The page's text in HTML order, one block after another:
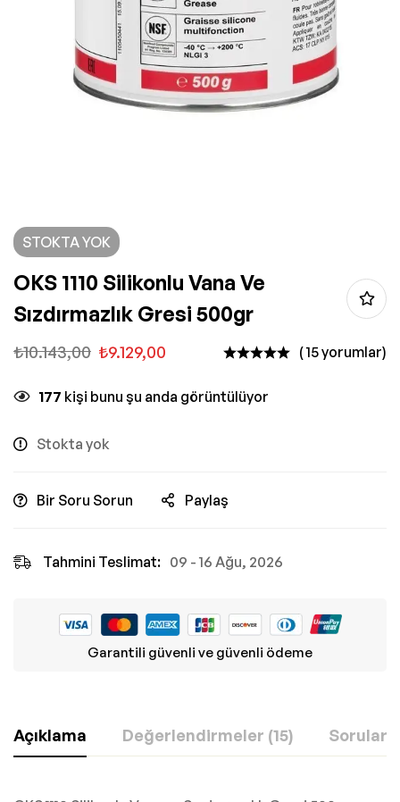
STOKTA YOK
OKS 1110 Silikonlu Vana Ve
Sızdırmazlık Gresi 500gr
₺10.143,00 ₺9.129,00 ( 15 yorumlar)
177 kişi bunu şu anda görüntülüyor
Stokta yok
Bir Soru Sorun Paylaş
Tahmini Teslimat: 09 - 16 Ağu, 2026
Garantili güvenli ve güvenli ödeme
Açıklama Değerlendirmeler (15) Sorular